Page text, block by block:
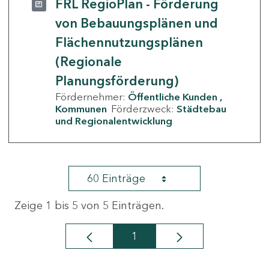
FRL RegioPlan - Förderung
von Bebauungsplänen und
Flächennutzungsplänen
(Regionale
Planungsförderung)
Fördernehmer: Öffentliche Kunden
Kommunen Förderzweck: Städtebau
und Regionalentwicklung
60 Einträge
Zeige 1 bis 5 von 5 Einträgen.
Seite
1